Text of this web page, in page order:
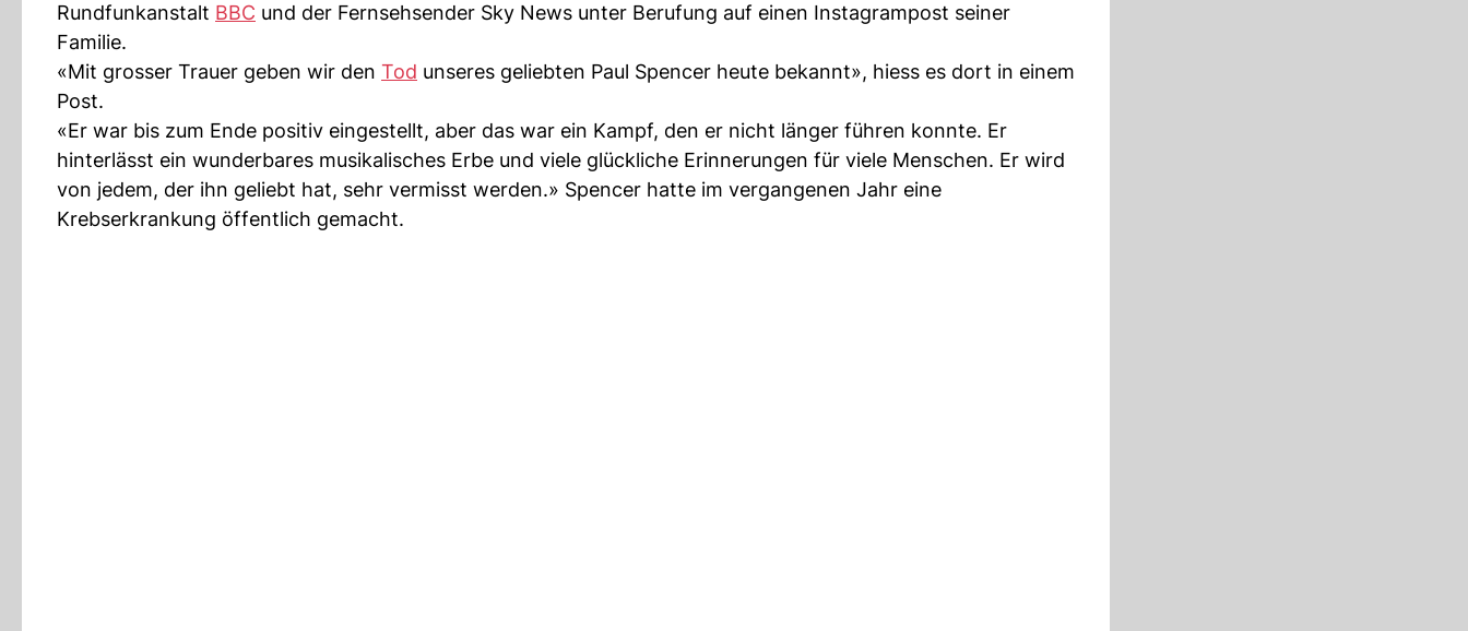
Rundfunkanstalt BBC und der Fernsehsender Sky News unter Berufung auf einen Instagrampost seiner
Familie.
«Mit grosser Trauer geben wir den Tod unseres geliebten Paul Spencer heute bekannt», hiess es dort in einem
Post.
«Er war bis zum Ende positiv eingestellt, aber das war ein Kampf, den er nicht länger führen konnte. Er
hinterlässt ein wunderbares musikalisches Erbe und viele glückliche Erinnerungen für viele Menschen. Er wird
von jedem, der ihn geliebt hat, sehr vermisst werden.» Spencer hatte im vergangenen Jahr eine
Krebserkrankung öffentlich gemacht.